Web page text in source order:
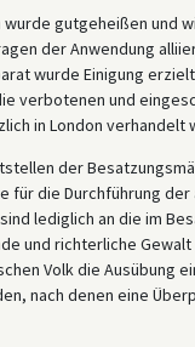
gutgeheißen und
der Anwendung
wurde Einigung
verbotenen und
in London verhandelt
der
die Durchführung
lediglich an die im
und richterliche
Volk die Ausübung
nach denen eine